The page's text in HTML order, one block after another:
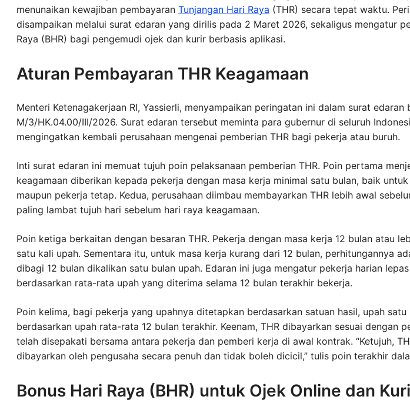
menunaikan kewajiban pembayaran Tunjangan Hari Raya (THR) secara tepat waktu.
disampaikan melalui surat edaran yang dirilis pada 2 Maret 2026, sekaligus mengatur
Raya (BHR) bagi pengemudi ojek dan kurir berbasis aplikasi.
Aturan Pembayaran THR Keagamaan
Menteri Ketenagakerjaan RI, Yassierli, menyampaikan peringatan ini dalam surat edaran
M/3/HK.04.00/III/2026. Surat edaran tersebut meminta para gubernur di seluruh
mengingatkan kembali perusahaan mengenai pemberian THR bagi pekerja atau buruh.
Inti surat edaran ini memuat tujuh poin pelaksanaan pemberian THR. Poin pertama
keagamaan diberikan kepada pekerja dengan masa kerja minimal satu bulan, baik
maupun pekerja tetap. Kedua, perusahaan diimbau membayarkan THR lebih awal
paling lambat tujuh hari sebelum hari raya keagamaan.
Poin ketiga berkaitan dengan besaran THR. Pekerja dengan masa kerja 12 bulan atau
satu kali upah. Sementara itu, untuk masa kerja kurang dari 12 bulan, perhitungannya
dibagi 12 bulan dikalikan satu bulan upah. Edaran ini juga mengatur pekerja harian
berdasarkan rata-rata upah yang diterima selama 12 bulan terakhir bekerja.
Poin kelima, bagi pekerja yang upahnya ditetapkan berdasarkan satuan hasil, upah
berdasarkan upah rata-rata 12 bulan terakhir. Keenam, THR dibayarkan sesuai dengan
telah disepakati bersama antara pekerja dan pemberi kerja di awal kontrak. “Ketujuh,
dibayarkan oleh pengusaha secara penuh dan tidak boleh dicicil,” tulis poin terakhir
Bonus Hari Raya (BHR) untuk Ojek Online dan